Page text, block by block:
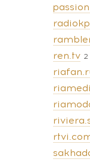
ren.tv 2